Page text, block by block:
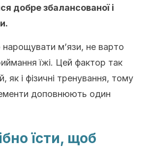
добре збалансованої і
м’язи, не варто
їжі. Цей фактор так
як і фізичні тренування, тому
доповнюють один
їсти, щоб